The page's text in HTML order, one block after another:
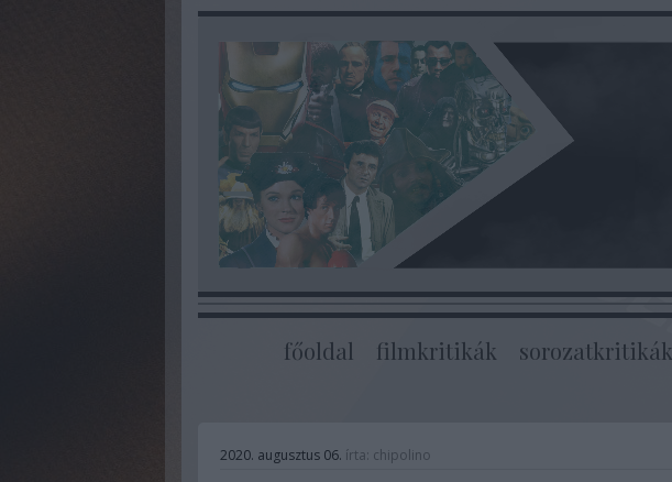
főoldal filmkritikák sorozatkritikák
2020. augusztus 06. írta: chipolino